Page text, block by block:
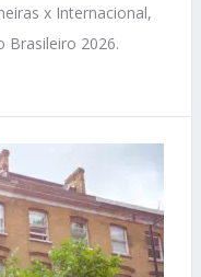
x Internacional,
Brasileiro 2026.